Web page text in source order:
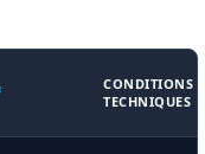
CONDITIONS
TECHNIQUES